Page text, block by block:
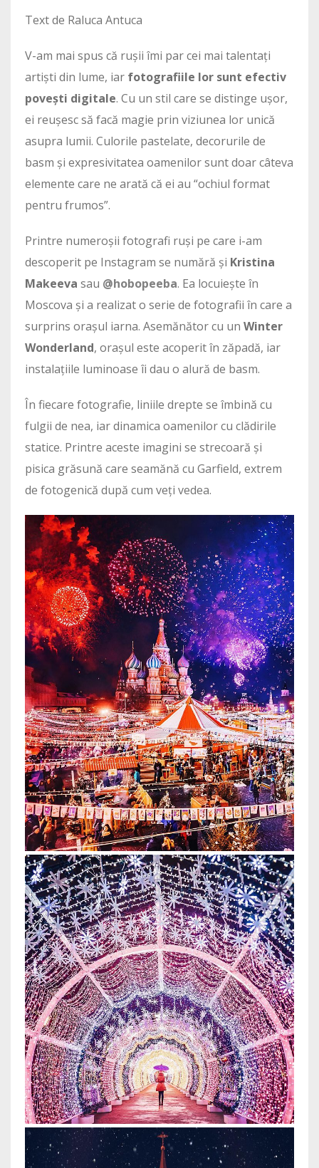
Text de Raluca Antuca
V-am mai spus că rușii îmi par cei mai talentați
artiști din lume, iar fotografiile lor sunt efectiv
povești digitale. Cu un stil care se distinge ușor,
ei reușesc să facă magie prin viziunea lor unică
asupra lumii. Culorile pastelate, decorurile de
basm și expresivitatea oamenilor sunt doar câteva
elemente care ne arată că ei au “ochiul format
pentru frumos”.
Printre numeroșii fotografi ruși pe care i-am
descoperit pe Instagram se numără și Kristina
Makeeva sau @hobopeeba. Ea locuiește în
Moscova și a realizat o serie de fotografii în care a
surprins orașul iarna. Asemănător cu un Winter
Wonderland, orașul este acoperit în zăpadă, iar
instalațiile luminoase îi dau o alură de basm.
În fiecare fotografie, liniile drepte se îmbină cu
fulgii de nea, iar dinamica oamenilor cu clădirile
statice. Printre aceste imagini se strecoară și
pisica grăsună care seamănă cu Garfield, extrem
de fotogenică după cum veți vedea.